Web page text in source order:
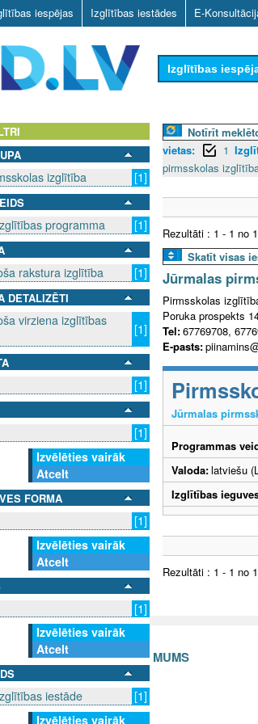
to
iespējas Izglītības iestādes E-
Izglītības
izglītība [1]
programma [1]
rakstura izglītība [1]
DETALIZĒTI
virziena izglītības
[1]
[1]
[1]
Izvēlēties vairāk
Atcelt
FORMA
[1]
Izvēlēties vairāk
Atcelt
[1]
Izvēlēties vairāk
Atcelt
iestāde
[1]
Izvēlēties vairāk
Notīrīt
vietas:
1
pirmsskolas
Rezultāti : 1 - 1 no 1
Skatīt visas
Jūrmalas
Pirmsskolas
Poruka prospekts
Tel:67769708,
E-pasts:
Jūrmalas
Programmas
Valoda:latviešu
Izglītības
Rezultāti : 1 - 1 no 1
SAZINIES AR MUMS
info@niid.lv